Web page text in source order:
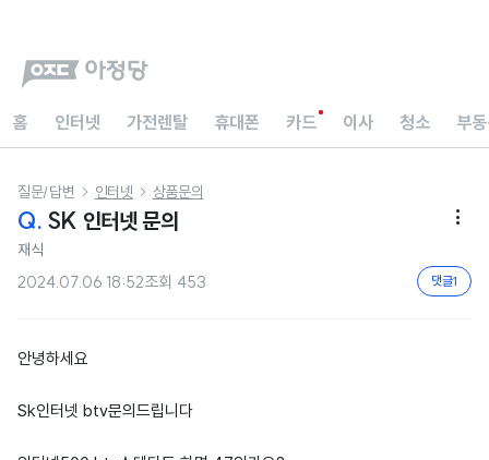
홈 인터넷 가전렌탈 휴대폰 카드 이사 청소 부
질문/답변  인터넷  상품문의
Q. SK 인터넷 문의 
재식
2024.07.06 18:52조회 453 댓글1
안녕하세요
Sk인터넷 btv문의드립니다